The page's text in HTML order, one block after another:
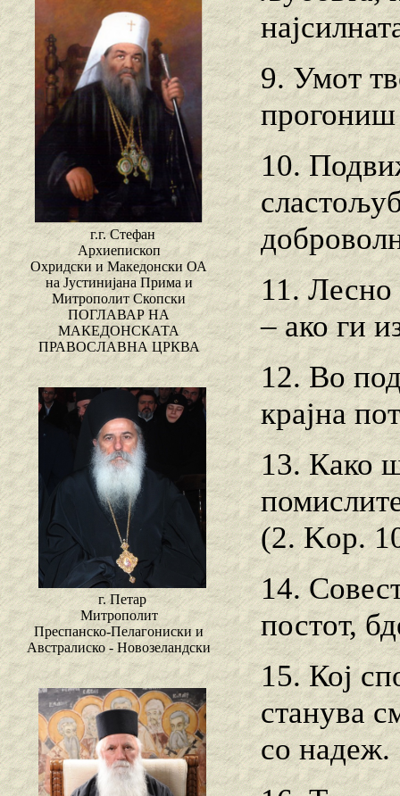
г.г. Стефан
Архиепископ
Охридски и Македонски ОА
на Јустинијана Прима и
Митрополит Скопски
ПОГЛАВАР НА
МАКЕДОНСКАТА
ПРАВОСЛАВНА ЦРКВА
г. Петар
Митрополит
Преспанско-Пелагониски и
Австралиско - Новозеландски
9. Умот
прогониш
10.
11. Лесно
– ако ги
12. Во
крајна
13. Како
(2. Kop.
14.
постот,
15. Кој
станува
со надеж.